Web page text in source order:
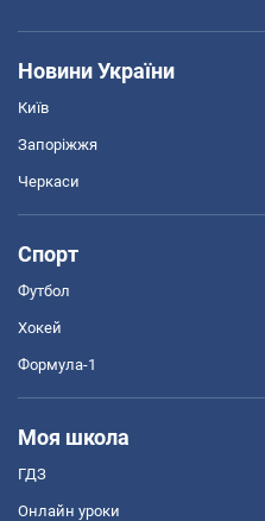
Новини України
Київ
Запоріжжя
Черкаси
Спорт
Футбол
Хокей
Формула-1
Моя школа
ГДЗ
Онлайн уроки